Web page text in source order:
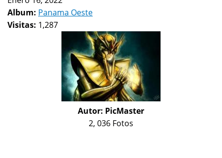
Album: Panama Oeste
Visitas: 1,287
Autor: PicMaster
2, 036 Fotos